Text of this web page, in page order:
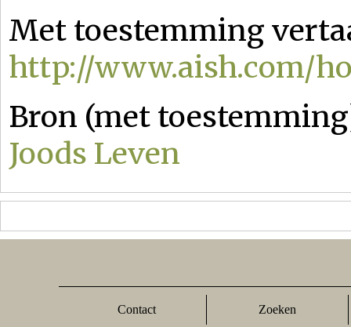
Met toestemming
http://www.aish.com/
Bron (met
Joods Leven
Contact Zoeken